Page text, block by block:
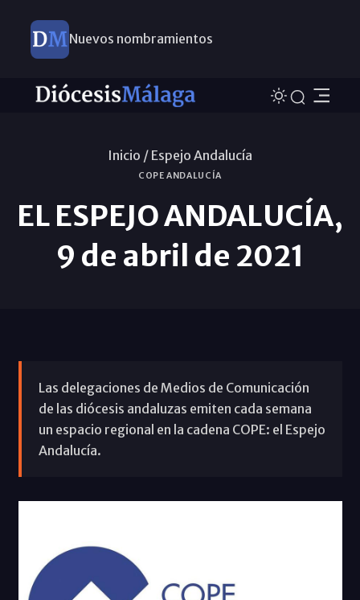
Nuevos nombramientos
Inicio / Espejo Andalucía
COPE ANDALUCÍA
EL ESPEJO ANDALUCÍA,
9 de abril de 2021
Las delegaciones de Medios de Comunicación
de las diócesis andaluzas emiten cada semana
un espacio regional en la cadena COPE: el Espejo
Andalucía.